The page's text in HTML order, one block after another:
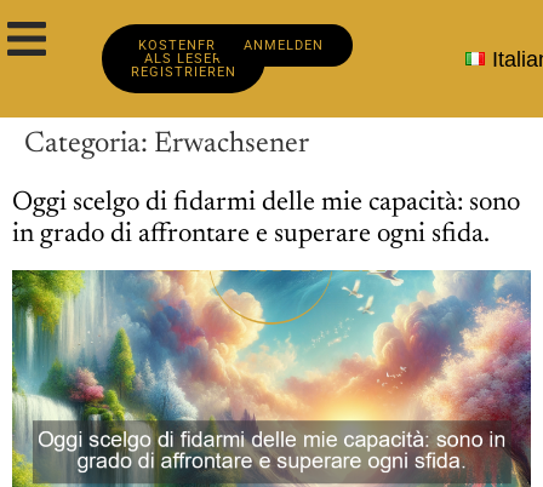
KOSTENFREI
ALS LESER
REGISTRIEREN
ANMELDEN
Categoria: Erwachsener
Oggi scelgo di fidarmi delle mie capacità: sono
in grado di affrontare e superare ogni sfida.